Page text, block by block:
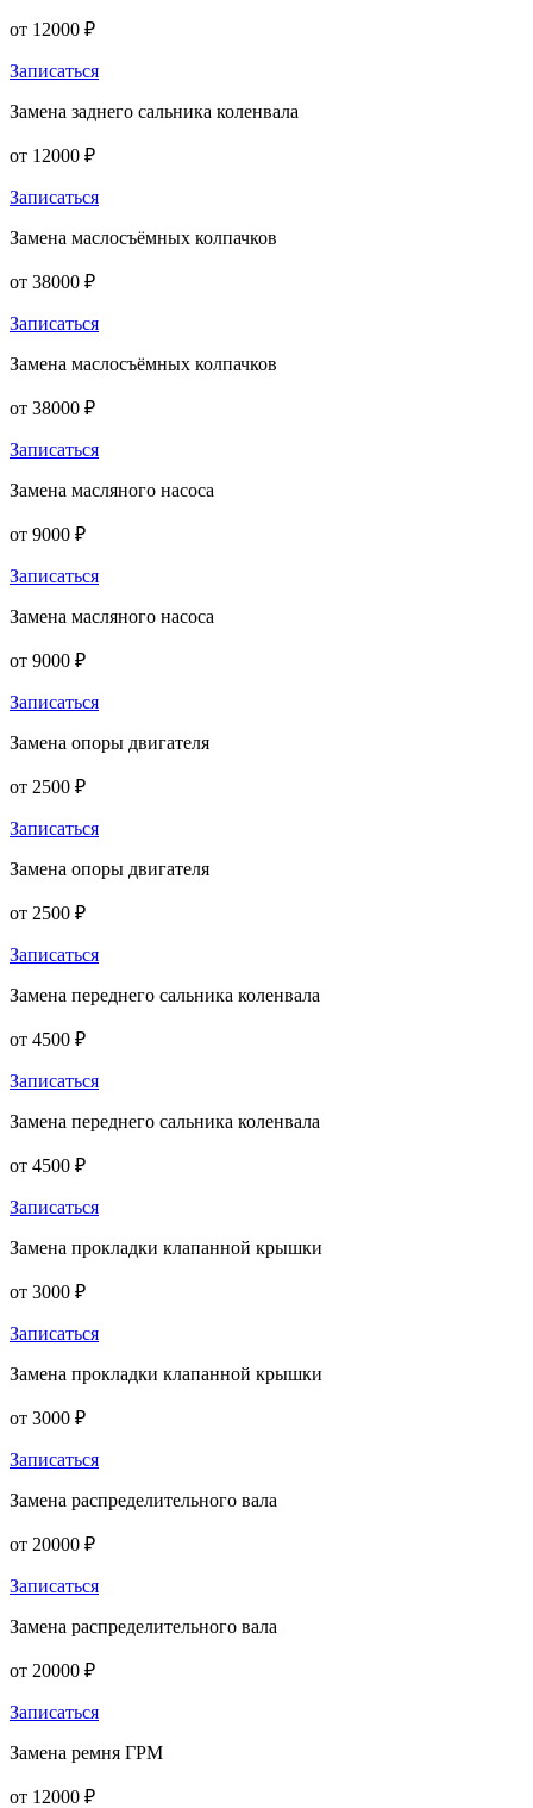
от 12000 ₽
Записаться
Замена заднего сальника коленвала
от 12000 ₽
Записаться
Замена маслосъёмных колпачков
от 38000 ₽
Записаться
Замена маслосъёмных колпачков
от 38000 ₽
Записаться
Замена масляного насоса
от 9000 ₽
Записаться
Замена масляного насоса
от 9000 ₽
Записаться
Замена опоры двигателя
от 2500 ₽
Записаться
Замена опоры двигателя
от 2500 ₽
Записаться
Замена переднего сальника коленвала
от 4500 ₽
Записаться
Замена переднего сальника коленвала
от 4500 ₽
Записаться
Замена прокладки клапанной крышки
от 3000 ₽
Записаться
Замена прокладки клапанной крышки
от 3000 ₽
Записаться
Замена распределительного вала
от 20000 ₽
Записаться
Замена распределительного вала
от 20000 ₽
Записаться
Замена ремня ГРМ
от 12000 ₽